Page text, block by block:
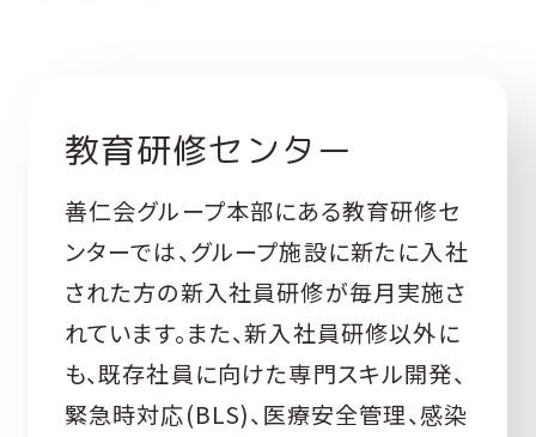
採用情報
教育研修センター
善仁会グループ本部にある教育研修セ
ンターでは、グループ施設に新たに入社
された方の新入社員研修が毎月実施さ
れています。また、新入社員研修以外に
も、既存社員に向けた専門スキル開発、
緊急時対応(BLS)、医療安全管理、感染